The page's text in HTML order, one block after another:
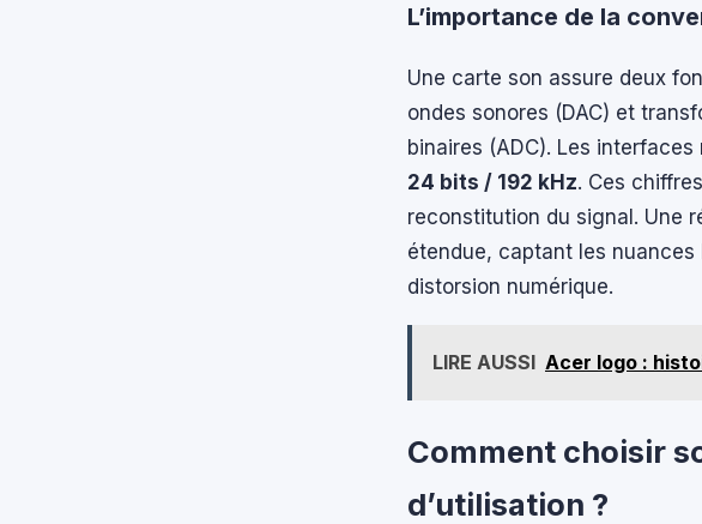
L’importance de la
Une carte son assure deux
ondes sonores (DAC) et
binaires (ADC). Les
24 bits / 192 kHz. Ces
reconstitution du signal. Une
étendue, captant les nuances
distorsion numérique.
LIRE AUSSI Acer logo :
Comment choisir
d’utilisation ?